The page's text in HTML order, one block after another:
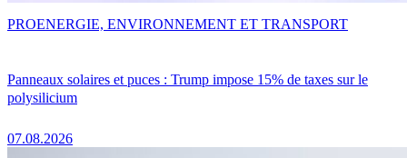
Panneaux solaires et puces : Trump impose 15% de taxes sur le
polysilicium
07.08.2026
PROENERGIE, ENVIRONNEMENT ET TRANSPORT